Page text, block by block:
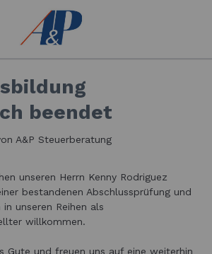
beendet
A&P Steuerberatung
unseren Herrn Kenny Rodriguez
bestandenen Abschlussprüfung und
unseren Reihen als
willkommen.
Gute und freuen uns auf eine weiterhin